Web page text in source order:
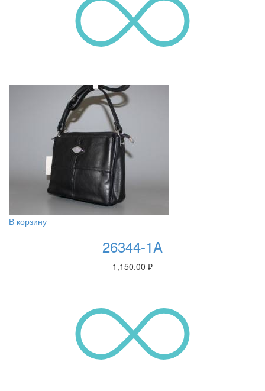
В корзину
26344-1A
1,150.00 ₽